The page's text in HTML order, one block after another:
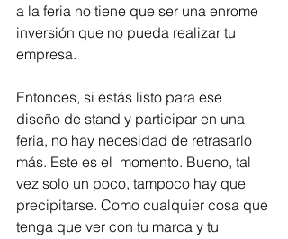
a la feria no tiene que ser una enrome
inversión que no pueda realizar tu
empresa.
Entonces, si estás listo para ese
diseño de stand y participar en una
feria, no hay necesidad de retrasarlo
más. Este es el  momento. Bueno, tal
vez solo un poco, tampoco hay que
precipitarse. Como cualquier cosa que
tenga que ver con tu marca y tu